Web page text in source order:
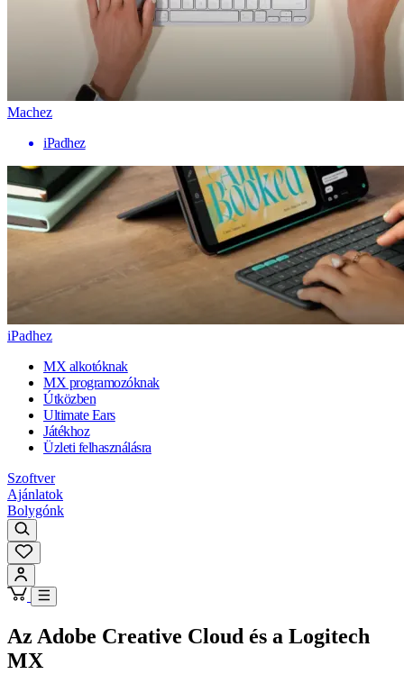
Machez
iPadhez
iPadhez
MX alkotóknak
MX programozóknak
Útközben
Ultimate Ears
Játékhoz
Üzleti felhasználásra
Szoftver
Ajánlatok
Bolygónk
Az Adobe Creative Cloud és a Logitech
MX